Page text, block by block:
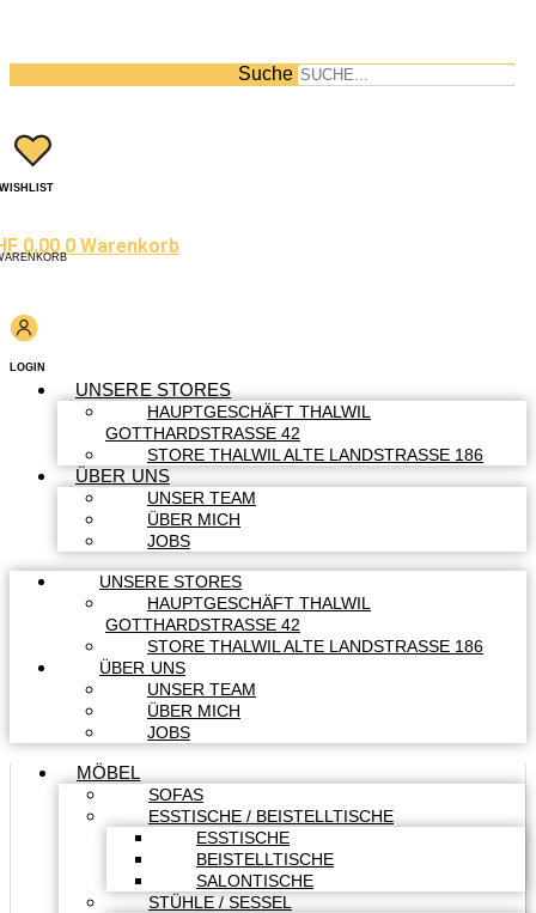
Suche
WISHLIST
0.00 0 Warenkorb
LOGIN
UNSERE STORES
HAUPTGESCHÄFT THALWIL
GOTTHARDSTRASSE 42
STORE THALWIL ALTE LANDSTRASSE 186
ÜBER UNS
UNSER TEAM
ÜBER MICH
JOBS
UNSERE STORES
HAUPTGESCHÄFT THALWIL
GOTTHARDSTRASSE 42
STORE THALWIL ALTE LANDSTRASSE 186
ÜBER UNS
UNSER TEAM
ÜBER MICH
JOBS
MÖBEL
SOFAS
ESSTISCHE / BEISTELLTISCHE
ESSTISCHE
BEISTELLTISCHE
SALONTISCHE
STÜHLE / SESSEL